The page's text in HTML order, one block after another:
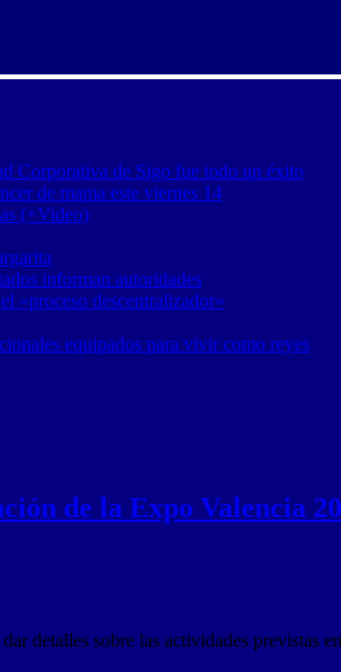
Corporativa de Sigo fue todo un éxito
de mama este viernes 14
(+Video)
informan autoridades
«proceso descentralizador»
equipados para vivir como reyes
de la Expo Valencia
detalles sobre las actividades previstas